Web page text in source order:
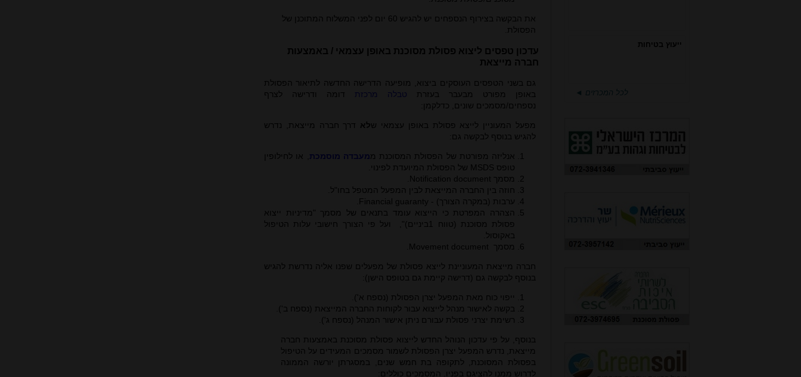
ייעוץ בטיחות
לכל המכרזים ◄
את הבקשה בצירוף הנספחים יש להגיש 60 יום לפני המשלוח המתוכנן של
הפסולת.
עדכון טפסים ליצוא פסולת מסוכנת באופן עצמאי / באמצעות
חברה מייצאת
גם בשני הטפסים העוסקים ביצוא, מופיעה הדרישה החדשה לתיאור הפסולת
באופן מפורט מבעבר בעזרת טבלה מרכזת דומה ודרישה לצרף
נספחים/מסמכים שונים, כדלקמן:
מפעל המעוניין לייצא פסולת באופן עצמאי שלא דרך חברה מייצאת, נדרש
להגיש בנוסף לבקשה גם:
אנליזה מפורטת של הפסולת המסוכנת ממעבדה מוסמכת , או לחילופין
טופס MSDS של הפסולת המיועדת לפינוי.
מסמך Notification document.
חוזה בין החברה המייצאת לבין המפעל המטפל בחו"ל.
ערבות (במקרה הצורך) - Financial guaranty.
הצהרה המפרטת כי הייצוא עומד בתנאים של מסמך "מדיניות ייצוא
פסולת מסוכנת (טווח
1ביניים)", ועל פי הצורך חישובי עלות הטיפול
באקוסול.
מסמך Movement document
חברה מייצאת המעוניינת לייצא פסולת של מפעלים שפנו אליה נדרשת להגיש
בנוסף לבקשה גם (דרישה קיימת גם בטופס הישן):
ייפוי כוח מאת המפעל יצרן הפסולת (נספח א').
בקשה לאישור מנהל לייצוא עבור לקוחות החברה המייצאת (נספח ב').
רשימת יצרני פסולת עבורם ניתן אישור המנהל (נספח ג').
בנוסף, על פי עדכון הנוהל החדש לייצוא פסולת מסוכנת באמצעות חברה
מייצאת, נדרש המפעל יצרן הפסולת לשמור מסמכים המעידים על הטיפול
בפסולת המסוכנת, לתקופה בת חמש שנים, במסגרתן יורשה הממונה
לדרוש ממנו להציגם בפניו. המסמכים כוללים: